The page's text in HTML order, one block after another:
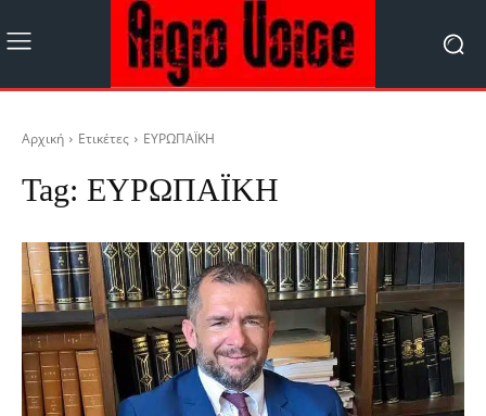
Αρχική Ετικέτες ΕΥΡΩΠΑΪΚΗ
Tag: ΕΥΡΩΠΑΪΚΗ